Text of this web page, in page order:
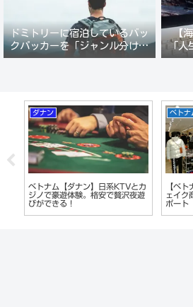
ドミトリーに宿泊しているバッ
クパッカーを「ジャンル分けし
て人間観察」が楽しい。
【
「人
マニラ
フィリピン【マニラ】2023年 出
会い系カフェ「LA CAFE」はど
うなっているのか？ロビンソンフ
雑
お
シ